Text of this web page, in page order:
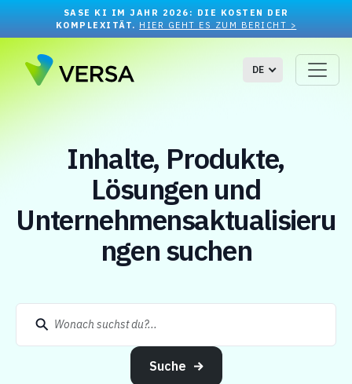
SASE KI IM JAHR 2026: DIE KOSTEN DER
KOMPLEXITÄT. HIER GEHT ES ZUM BERICHT >
DE
Inhalte, Produkte,
Lösungen und
Unternehmensaktualisieru
ngen suchen
⚲
Suche